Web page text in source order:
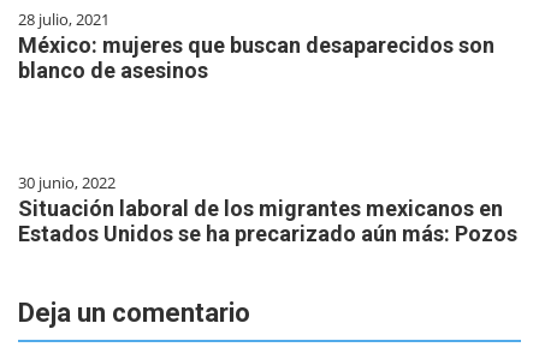
28 julio, 2021
México: mujeres que buscan desaparecidos son
blanco de asesinos
30 junio, 2022
Situación laboral de los migrantes mexicanos en
Estados Unidos se ha precarizado aún más: Pozos
Deja un comentario